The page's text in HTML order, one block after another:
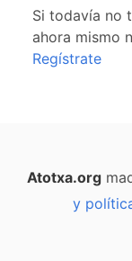
Si todavía no
ahora mismo
Regístrate
Atotxa.org
y